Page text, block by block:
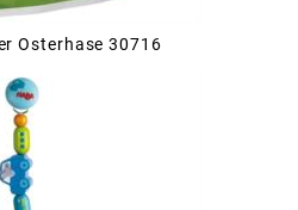
Osterhase 30716